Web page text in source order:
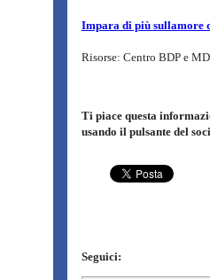
Impara di più sullamore
Risorse: Centro BDP e
Ti piace questa
usando il pulsante del
Seguici: